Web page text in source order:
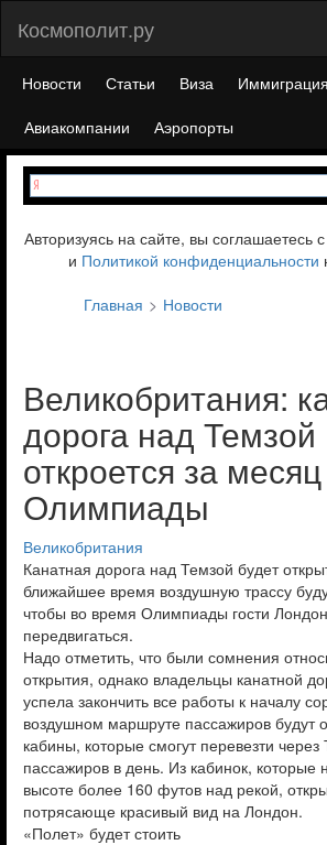
Космополит.ру
Новости Статьи Виза Иммиграция
Авиакомпании
Аэропорты
Авторизуясь на сайте, вы соглашаетесь с
и Политикой конфиденциальности
Главная
Новости
Великобритания:
дорога над Темзой
откроется за
Олимпиады
Великобритания
Канатная дорога над Темзой будет
ближайшее время воздушную трассу
чтобы во время Олимпиады гости
передвигаться.
Надо отметить, что были сомнения
открытия, однако владельцы канатной
успела закончить все работы к началу
воздушном маршруте пассажиров будут
кабины, которые смогут перевезти
пассажиров в день. Из кабинок, которые
высоте более 160 футов над рекой,
потрясающе красивый вид на Лондон.
«Полет» будет стоить